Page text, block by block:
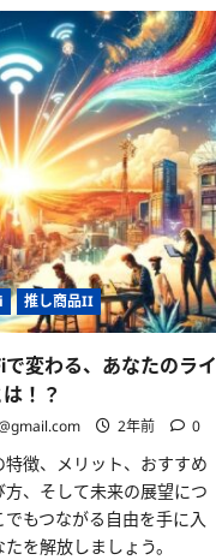
70
ピ
ー
ス
を
組
み
合
わ
せ
る
だ
け
で
話
せ
る
パ
ズ
ル
英
会
話
に
つ
い
て
さ
に
読
む
推し商品II
変わる、あなたのライ
！？
2年前 0
特徴、メリット、おすすめ
方、そして未来の展望につ
もつながる自由を手に入
を解放しましょう。